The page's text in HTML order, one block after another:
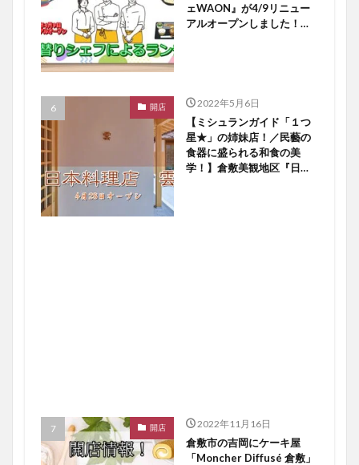
ェWAON』が4/9リニュー
アルオープンしました！
開店 2022年5月6日
【ミシュランガイド「１つ
星★」の姉妹店！／民藝の
食器に盛られる和食の美
学！】倉敷美観地区『日本
開店 2022年11月16日
倉敷市の吉岡にケーキ屋
「Moncher Diffusé 倉敷」